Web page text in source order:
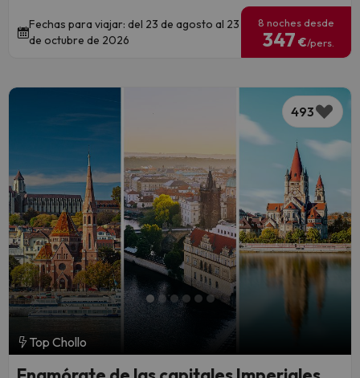
Fechas para viajar: del 23 de agosto al 23
de octubre de 2026
8 noches desde
347 €/pers.
493
Top Chollo